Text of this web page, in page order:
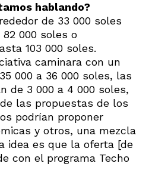
hablando?
de 33 000 soles
000 soles o
103 000 soles.
caminara con un
000 a 36 000 soles, las
de 3 000 a 4 000 soles,
las propuestas de los
podrían proponer
y otros, una mezcla
idea es que la oferta [de
con el programa Techo